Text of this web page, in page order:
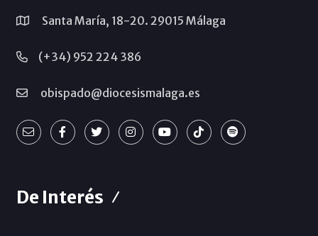
Santa María, 18-20. 29015 Málaga
(+34) 952 224 386
obispado@diocesismalaga.es
De Interés